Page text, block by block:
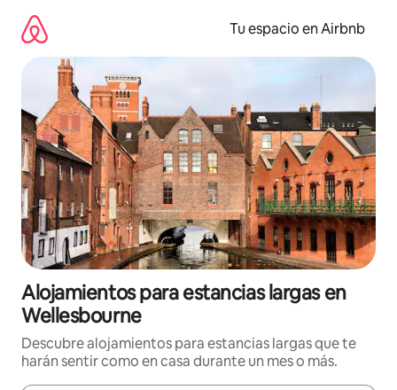
contenido
Tu espacio en Airbnb
Alojamientos para estancias largas en
Wellesbourne
Descubre alojamientos para estancias largas que te
harán sentir como en casa durante un mes o más.